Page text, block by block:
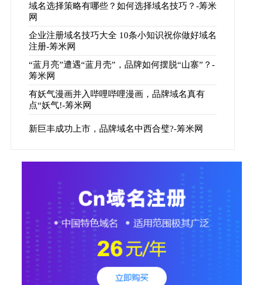
域名选择策略有哪些？如何选择域名技巧？-筹米
网
企业注册域名技巧大全 10条小知识祝你做好域名
注册-筹米网
“蓝月亮”遭遇“蓝月壳”，品牌如何摆脱“山寨”？-
筹米网
有妖气漫画并入哔哩哔哩漫画，品牌域名真有
点“妖气!-筹米网
新巨丰成功上市，品牌域名中西合璧?-筹米网